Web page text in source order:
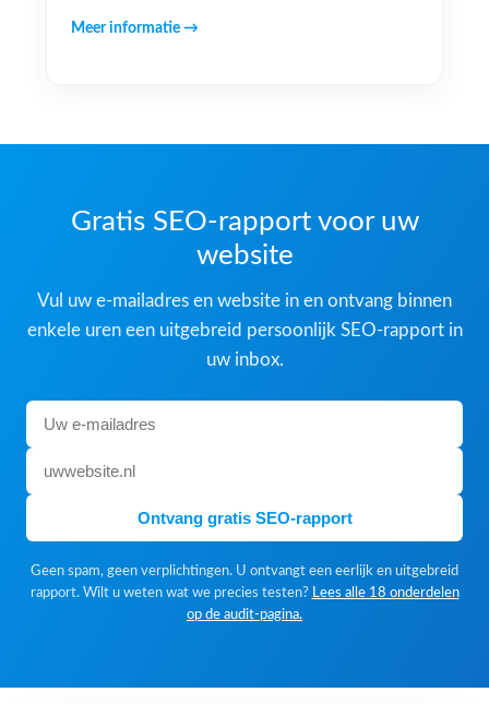
Meer informatie →
Gratis SEO-rapport voor uw
website
Vul uw e-mailadres en website in en ontvang binnen
enkele uren een uitgebreid persoonlijk SEO-rapport in
uw inbox.
Ontvang gratis SEO-rapport
Geen spam, geen verplichtingen. U ontvangt een eerlijk en uitgebreid
rapport. Wilt u weten wat we precies testen? Lees alle 18 onderdelen
op de audit-pagina.